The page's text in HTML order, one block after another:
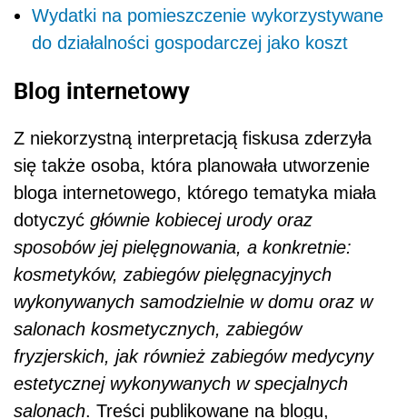
Wydatki na pomieszczenie wykorzystywane
do działalności gospodarczej jako koszt
Blog internetowy
Z niekorzystną interpretacją fiskusa zderzyła
się także osoba, która planowała utworzenie
bloga internetowego, którego tematyka miała
dotyczyć głównie kobiecej urody oraz
sposobów jej pielęgnowania, a konkretnie:
kosmetyków, zabiegów pielęgnacyjnych
wykonywanych samodzielnie w domu oraz w
salonach kosmetycznych, zabiegów
fryzjerskich, jak również zabiegów medycyny
estetycznej wykonywanych w specjalnych
salonach. Treści publikowane na blogu,